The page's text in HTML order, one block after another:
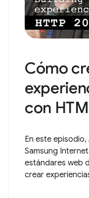
Cómo
con
En este
Samsung
estándares web
crear